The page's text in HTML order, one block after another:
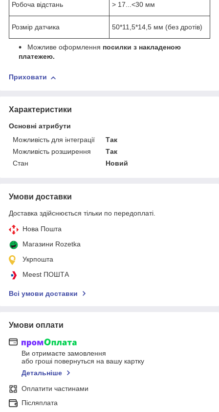
Робоча відстань > 17...<30 мм
Розмір датчика 50*11,5*14,5 мм (без дротів)
Можливе оформлення посилки з накладеною
платежею.
Приховати
Характеристики
Основні атрибути
Можливість для інтеграції
Так
Можливість розширення
Так
Стан
Новий
Умови доставки
Доставка здійснюється тільки по передоплаті.
Нова Пошта
Магазини Rozetka
Укрпошта
Meest ПОШТА
Всі умови доставки
Умови оплати
Ви отримаєте замовлення
або гроші повернуться на вашу картку
Детальніше
Оплатити частинами
Післяплата